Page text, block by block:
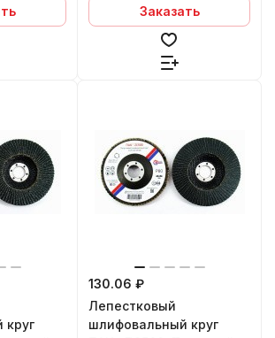
Заказать
круг
130.06 ₽
Лепестковый
шлифовальный круг